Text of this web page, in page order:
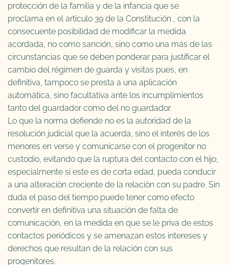
protección de la familia y de la infancia que se
proclama en el artículo 39 de la Constitución , con la
consecuente posibilidad de modificar la medida
acordada, no como sanción, sino como una más de las
circunstancias que se deben ponderar para justificar el
cambio del régimen de guarda y visitas pues, en
definitiva, tampoco se presta a una aplicación
automática, sino facultativa ante los incumplimientos
tanto del guardador como del no guardador.
Lo que la norma defiende no es la autoridad de la
resolución judicial que la acuerda, sino el interés de los
menores en verse y comunicarse con el progenitor no
custodio, evitando que la ruptura del contacto con el hijo,
especialmente si este es de corta edad, pueda conducir
a una alteración creciente de la relación con su padre. Sin
duda el paso del tiempo puede tener como efecto
convertir en definitiva una situación de falta de
comunicación, en la medida en que se le priva de estos
contactos periódicos y se amenazan estos intereses y
derechos que resultan de la relación con sus
progenitores.